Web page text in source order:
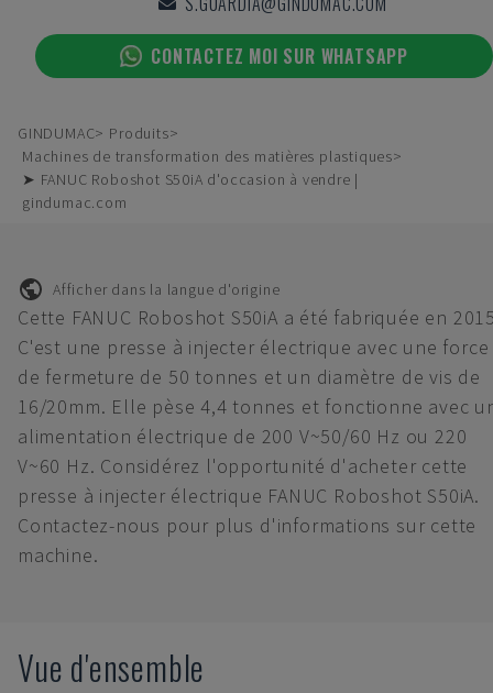
CONTACTEZ MOI SUR WHATSAPP
GINDUMAC
Produits
Machines de transformation des matières plastiques
➤ FANUC Roboshot S50iA d'occasion à vendre |
gindumac.com
Afficher dans la langue d'origine
Cette FANUC Roboshot S50iA a été fabriquée en
C'est une presse à injecter électrique avec une force
de fermeture de 50 tonnes et un diamètre de vis de
16/20mm. Elle pèse 4,4 tonnes et fonctionne avec
alimentation électrique de 200 V~50/60 Hz ou 220
V~60 Hz. Considérez l'opportunité d'acheter cette
presse à injecter électrique FANUC Roboshot S50iA.
Contactez-nous pour plus d'informations sur cette
machine.
Vue d'ensemble